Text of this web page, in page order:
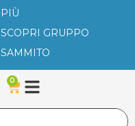
PIÙ
SCOPRI GRUPPO
SAMMITO
0
Carrello